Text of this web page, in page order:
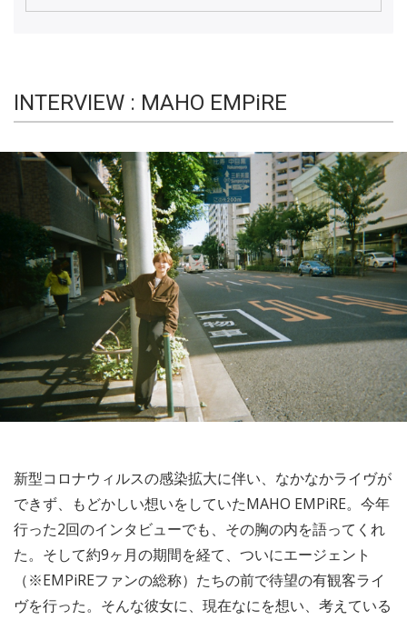
INTERVIEW : MAHO EMPiRE
新型コロナウィルスの感染拡大に伴い、なかなかライヴが
できず、もどかしい想いをしていたMAHO EMPiRE。今年
行った2回のインタビューでも、その胸の内を語ってくれ
た。そして約9ヶ月の期間を経て、ついにエージェント
（※EMPiREファンの総称）たちの前で待望の有観客ライ
ヴを行った。そんな彼女に、現在なにを想い、考えている